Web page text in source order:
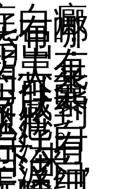
癜
有哪
出：
患有
人来
可能
肤暴
感到
尬。
疗白
法有
来，
波白